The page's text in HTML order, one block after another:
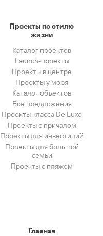
Проекты по стилю
жизни
Каталог проектов
Launch-проекты
Проекты в центре
Проекты у моря
Каталог объектов
Все предложения
Проекты класса De Luxe
Проекты с причалом
Проекты для инвестиций
Проекты для большой
семьи
Проекты с пляжем
Главная